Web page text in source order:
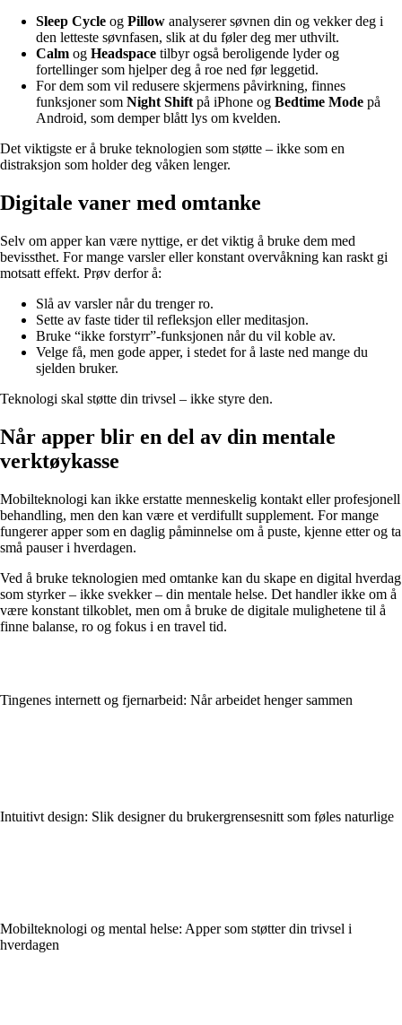
Sleep Cycle og Pillow analyserer søvnen din og vekker deg i
den letteste søvnfasen, slik at du føler deg mer uthvilt.
Calm og Headspace tilbyr også beroligende lyder og
fortellinger som hjelper deg å roe ned før leggetid.
For dem som vil redusere skjermens påvirkning, finnes
funksjoner som Night Shift på iPhone og Bedtime Mode på
Android, som demper blått lys om kvelden.
Det viktigste er å bruke teknologien som støtte – ikke som en
distraksjon som holder deg våken lenger.
Digitale vaner med omtanke
Selv om apper kan være nyttige, er det viktig å bruke dem med
bevissthet. For mange varsler eller konstant overvåkning kan raskt gi
motsatt effekt. Prøv derfor å:
Slå av varsler når du trenger ro.
Sette av faste tider til refleksjon eller meditasjon.
Bruke “ikke forstyrr”-funksjonen når du vil koble av.
Velge få, men gode apper, i stedet for å laste ned mange du
sjelden bruker.
Teknologi skal støtte din trivsel – ikke styre den.
Når apper blir en del av din mentale
verktøykasse
Mobilteknologi kan ikke erstatte menneskelig kontakt eller profesjonell
behandling, men den kan være et verdifullt supplement. For mange
fungerer apper som en daglig påminnelse om å puste, kjenne etter og ta
små pauser i hverdagen.
Ved å bruke teknologien med omtanke kan du skape en digital hverdag
som styrker – ikke svekker – din mentale helse. Det handler ikke om å
være konstant tilkoblet, men om å bruke de digitale mulighetene til å
finne balanse, ro og fokus i en travel tid.
Tingenes internett og fjernarbeid: Når arbeidet henger sammen
Intuitivt design: Slik designer du brukergrensesnitt som føles naturlige
Mobilteknologi og mental helse: Apper som støtter din trivsel i
hverdagen